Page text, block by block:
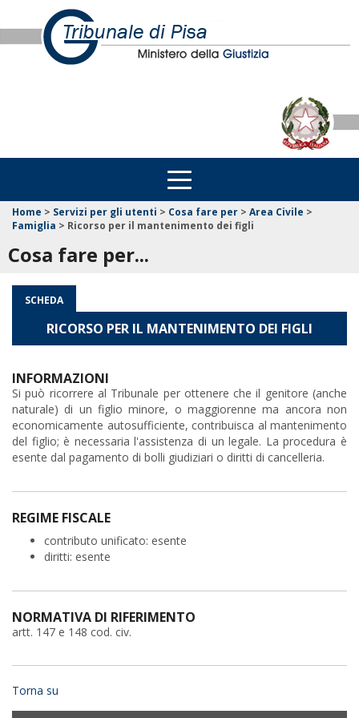
Home > Servizi per gli utenti > Cosa fare per > Area Civile >
Famiglia > Ricorso per il mantenimento dei figli
Cosa fare per...
SCHEDA
RICORSO PER IL MANTENIMENTO DEI FIGLI
INFORMAZIONI
Si può ricorrere al Tribunale per ottenere che il genitore (anche
naturale) di un figlio minore, o maggiorenne ma ancora non
economicamente autosufficiente, contribuisca al mantenimento
del figlio; è necessaria l'assistenza di un legale. La procedura è
esente dal pagamento di bolli giudiziari o diritti di cancelleria.
REGIME FISCALE
contributo unificato: esente
diritti: esente
NORMATIVA DI RIFERIMENTO
artt. 147 e 148 cod. civ.
Torna su